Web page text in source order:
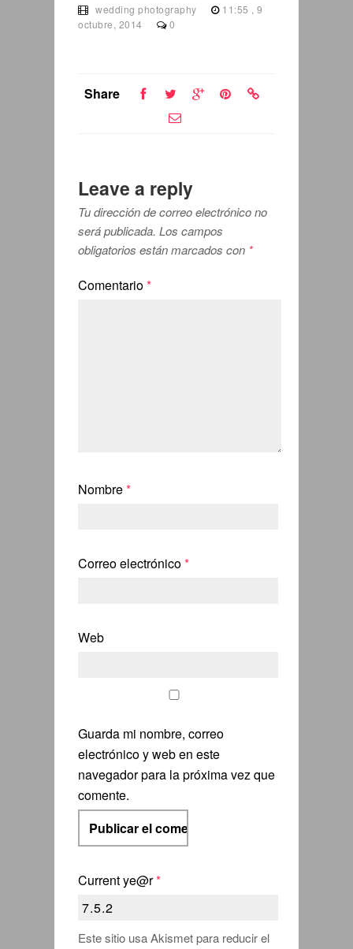
wedding photography
11:55 , 9
octubre, 2014
0
Share
Leave a reply
Tu dirección de correo electrónico no
será publicada. Los campos
obligatorios están marcados con *
Comentario*
Nombre*
Correo electrónico*
Web
Guarda mi nombre, correo
electrónico y web en este
navegador para la próxima vez que
comente.
Current ye@r*
Este sitio usa Akismet para reducir el